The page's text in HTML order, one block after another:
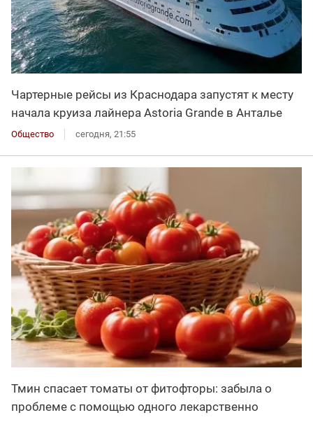
Чартерные рейсы из Краснодара запустят к месту
начала круиза лайнера Astoria Grande в Анталье
Общество сегодня, 21:55
Тмин спасает томаты от фитофторы: забыла о
проблеме с помощью одного лекарственно